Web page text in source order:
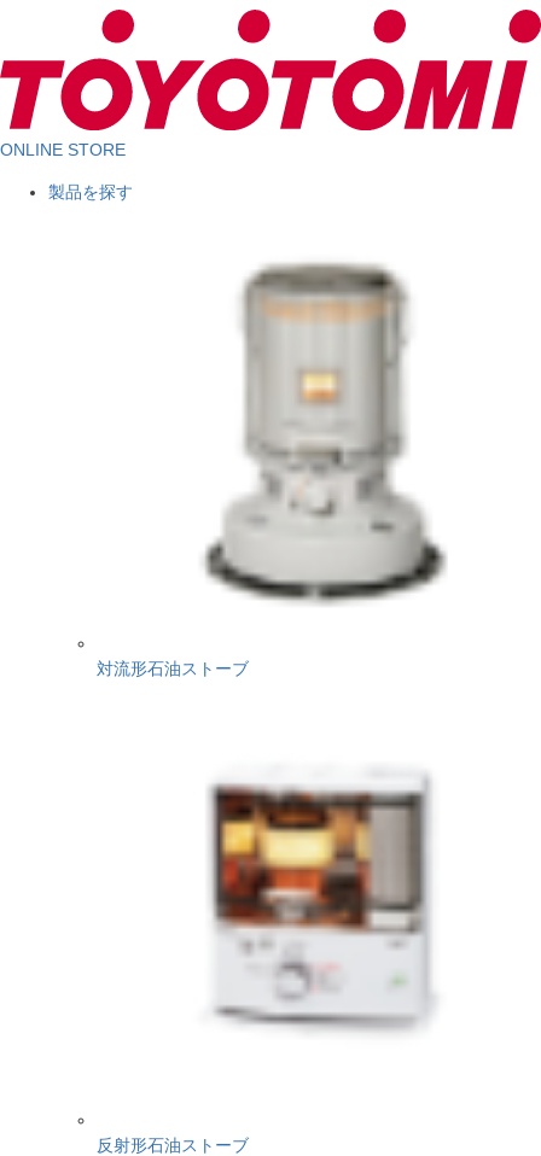
ONLINE STORE
製品を探す
対流形石油ストーブ
反射形石油ストーブ